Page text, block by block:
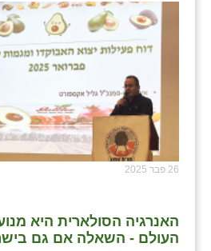
26 פבר 2025
האנרגיה הסולארית היא
העולם - השאלה אם גם